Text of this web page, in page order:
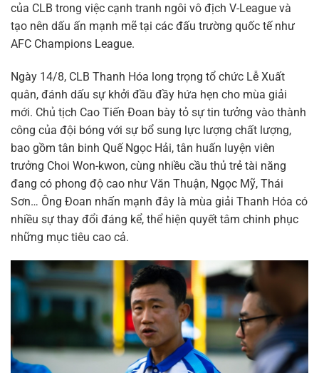
của CLB trong việc cạnh tranh ngôi vô địch V-League và
tạo nên dấu ấn mạnh mẽ tại các đấu trường quốc tế như
AFC Champions League.
Ngày 14/8, CLB Thanh Hóa long trọng tổ chức Lễ Xuất
quân, đánh dấu sự khởi đầu đầy hứa hẹn cho mùa giải
mới. Chủ tịch Cao Tiến Đoan bày tỏ sự tin tưởng vào thành
công của đội bóng với sự bổ sung lực lượng chất lượng,
bao gồm tân binh Quế Ngọc Hải, tân huấn luyện viên
trưởng Choi Won-kwon, cùng nhiều cầu thủ trẻ tài năng
đang có phong độ cao như Văn Thuận, Ngọc Mỹ, Thái
Sơn… Ông Đoan nhấn mạnh đây là mùa giải Thanh Hóa có
nhiều sự thay đổi đáng kể, thể hiện quyết tâm chinh phục
những mục tiêu cao cả.